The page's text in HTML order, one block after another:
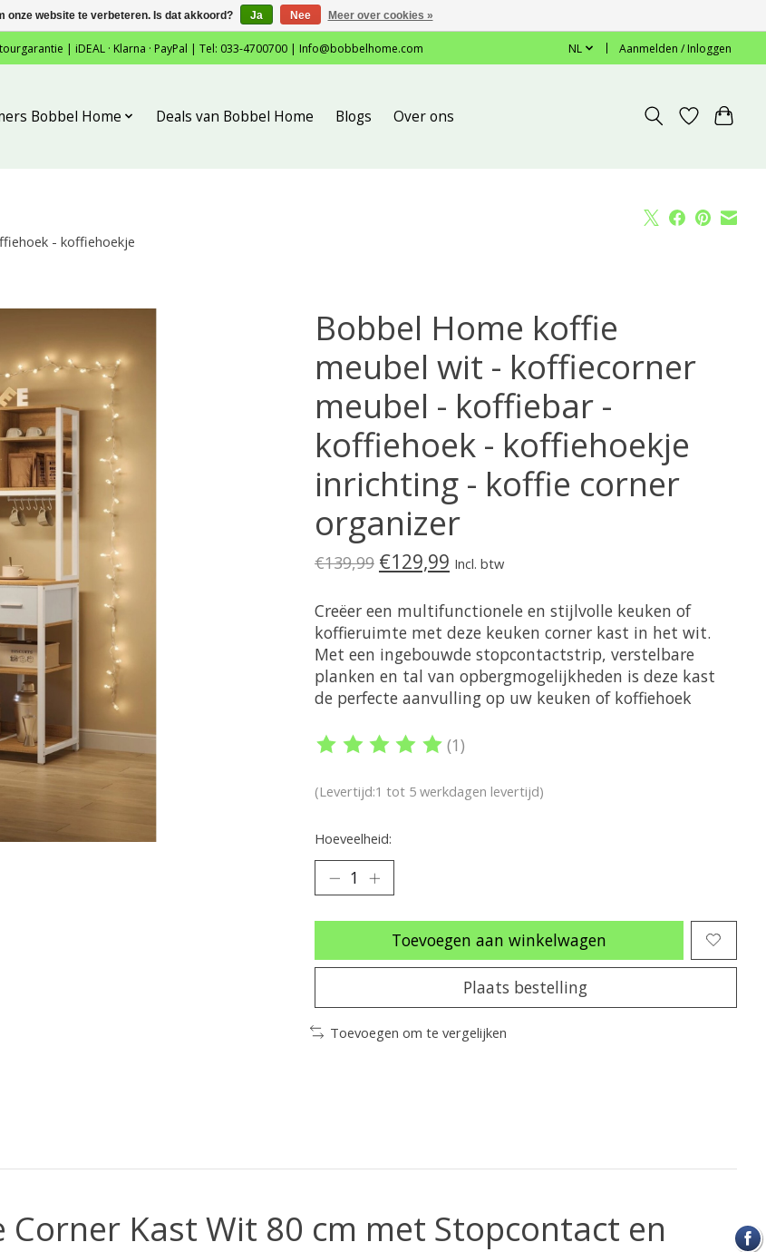
| iDEAL · Klarna · PayPal | Tel: 033-4700700 | Info@bobbelhome.com NL Aanmelden / Inloggen
Bobbel Home Deals van Bobbel Home Blogs Over ons
- koffiehoekje
Bobbel Home koffie
meubel wit - koffiecorner
meubel - koffiebar -
koffiehoek - koffiehoekje
inrichting - koffie corner
organizer
€139,99 €129,99 Incl. btw
Creëer een multifunctionele en stijlvolle keuken of
koffieruimte met deze keuken corner kast in het wit.
Met een ingebouwde stopcontactstrip, verstelbare
planken en tal van opbergmogelijkheden is deze kast
de perfecte aanvulling op uw keuken of koffiehoek
De beoordeling van dit product is
(1)
(Levertijd:1 tot 5 werkdagen levertijd)
Hoeveelheid:
Toevoegen aan winkelwagen
Plaats bestelling
Toevoegen om te vergelijken
Kast Wit 80 cm met Stopcontact en
onze website te verbeteren. Is dat akkoord? Ja Nee Meer over cookies »